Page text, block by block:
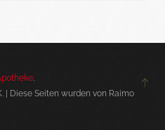
.
| Diese Seiten wurden von Raimo